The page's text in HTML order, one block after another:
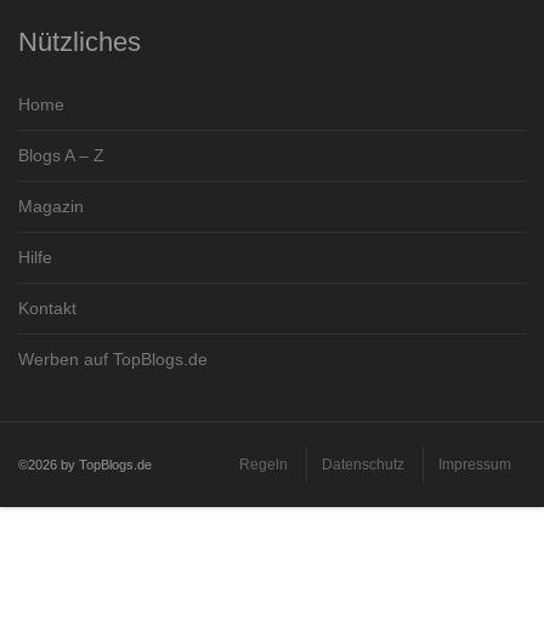
Nützliches
Home
Blogs A – Z
Magazin
Hilfe
Kontakt
Werben auf TopBlogs.de
©2026 by TopBlogs.de Regeln Datenschutz Impressum